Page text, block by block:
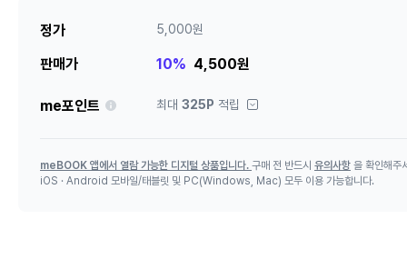
정가 5,000원
판매가 10% 4,500원
me포인트 안내 최대 325P 적립
meBOOK 앱에서 열람 가능한 디지털 상품입니다. 구매 전 반드시 유의사항 을 확인해주
iOS · Android 모바일/태블릿 및 PC(Windows, Mac) 모두 이용 가능합니다.